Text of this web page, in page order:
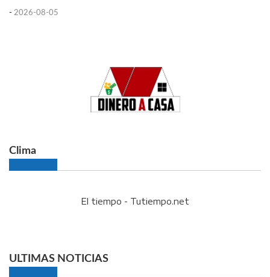
- 2026-08-05
Clima
El tiempo - Tutiempo.net
ULTIMAS NOTICIAS